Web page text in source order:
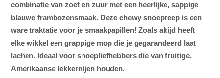
combinatie van zoet en zuur met een heerlijke, sappige
blauwe frambozensmaak. Deze chewy snoepreep is een
ware traktatie voor je smaakpapillen! Zoals altijd heeft
elke wikkel een grappige mop die je gegarandeerd laat
lachen. Ideaal voor snoepliefhebbers die van fruitige,
Amerikaanse lekkernijen houden.